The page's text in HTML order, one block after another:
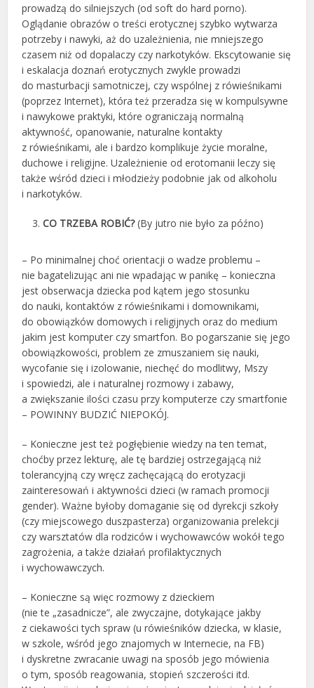
prowadzą do silniejszych (od soft do hard porno).
Oglądanie obrazów o treści erotycznej szybko wytwarza
potrzeby i nawyki, aż do uzależnienia, nie mniejszego
czasem niż od dopalaczy czy narkotyków. Ekscytowanie się
i eskalacja doznań erotycznych zwykle prowadzi
do masturbacji samotniczej, czy wspólnej z rówieśnikami
(poprzez Internet), która też przeradza się w kompulsywne
i nawykowe praktyki, które ograniczają normalną
aktywność, opanowanie, naturalne kontakty
z rówieśnikami, ale i bardzo komplikuje życie moralne,
duchowe i religijne. Uzależnienie od erotomanii leczy się
także wśród dzieci i młodzieży podobnie jak od alkoholu
i narkotyków.
CO TRZEBA ROBIĆ?(By jutro nie było za późno)
– Po minimalnej choć orientacji o wadze problemu –
nie bagatelizując ani nie wpadając w panikę – konieczna
jest obserwacja dziecka pod kątem jego stosunku
do nauki, kontaktów z rówieśnikami i domownikami,
do obowiązków domowych i religijnych oraz do medium
jakim jest komputer czy smartfon. Bo pogarszanie się jego
obowiązkowości, problem ze zmuszaniem się nauki,
wycofanie się i izolowanie, niechęć do modlitwy, Mszy
i spowiedzi, ale i naturalnej rozmowy i zabawy,
a zwiększanie ilości czasu przy komputerze czy smartfonie
– POWINNY BUDZIĆ NIEPOKÓJ.
– Konieczne jest też pogłębienie wiedzy na ten temat,
choćby przez lekturę, ale tę bardziej ostrzegającą niż
tolerancyjną czy wręcz zachęcającą do erotyzacji
zainteresowań i aktywności dzieci (w ramach promocji
gender). Ważne byłoby domaganie się od dyrekcji szkoły
(czy miejscowego duszpasterza) organizowania prelekcji
czy warsztatów dla rodziców i wychowawców wokół tego
zagrożenia, a także działań profilaktycznych
i wychowawczych.
– Konieczne są więc rozmowy z dzieckiem
(nie te „zasadnicze”, ale zwyczajne, dotykające jakby
z ciekawości tych spraw (u rówieśników dziecka, w klasie,
w szkole, wśród jego znajomych w Internecie, na FB)
i dyskretne zwracanie uwagi na sposób jego mówienia
o tym, sposób reagowania, stopień szczerości itd.